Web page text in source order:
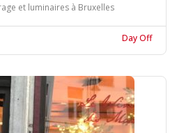
et luminaires à Bruxelles
Day Off